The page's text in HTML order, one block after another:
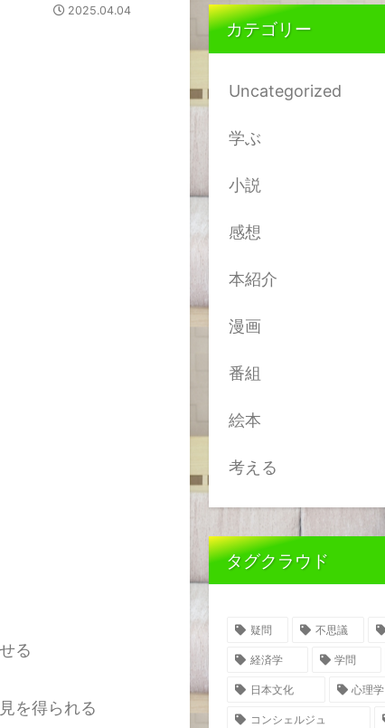
2025.04.04
る
を得られる
カテゴリー
Uncategorized
学ぶ
小説
感想
本紹介
漫画
番組
絵本
考える
タグクラウド
疑問 不思議
経済学 学問
日本文化 心理学
コンシェルジュ